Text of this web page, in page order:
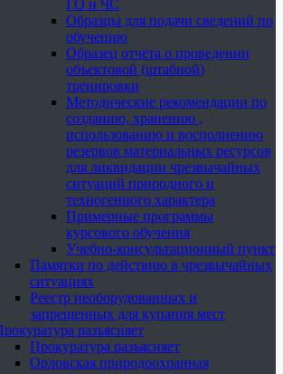
ГО и ЧС
Образцы для подачи сведений по
обучению
Образец отчёта о проведении
объектовой (штабной)
тренировки
Методические рекомендации по
созданию, хранению ,
использованию и восполнению
резервов материальных ресурсов
для ликвидации чрезвычайных
ситуаций природного и
техногенного характера
Примерные программы
курсового обучения
Учебно-консультационный пункт
Памятки по действию в чрезвычайных
ситуациях
Реестр необорудованных и
запрещенных для купания мест
разъясняет
Прокуратура разъясняет
Орловская природоохранная